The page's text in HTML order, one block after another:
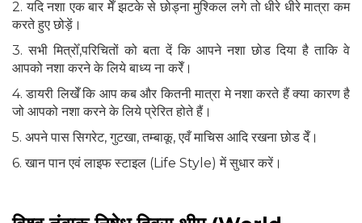
2. यदि नशा एक बार मेँ झटके से छोड्ना मुश्किल लगे तो धीरे धीरे मात्रा कम
करते हुए छोड़ें।
3. सभी मित्रोँ,परिचितों को बता दें कि आपने नशा छोड दिया है ताकि वे
आपको नशा करने के लिये बाध्य ना करेँ।
4. डायरी लिखेँ कि आप कब और कितनी मात्रा मे नशा करते हैं क्या कारण है
जो आपको नशा करने के लिये प्रेरित होते हैं।
5. अपने पास सिगरेट, गुटखा, तम्बाकू, एवँ माचिस आदि रखना छोड देँ।
6. खान पान एवं लाइफ स्टाइल (Life Style) में सुधार करें।